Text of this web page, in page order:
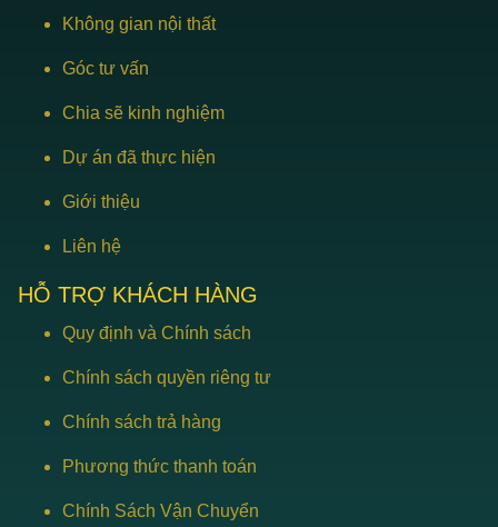
Không gian nội thất
Góc tư vấn
Chia sẽ kinh nghiệm
Dự án đã thực hiện
Giới thiệu
Liên hệ
HỖ TRỢ KHÁCH HÀNG
Quy định và Chính sách
Chính sách quyền riêng tư
Chính sách trả hàng
Phương thức thanh toán
Chính Sách Vận Chuyển